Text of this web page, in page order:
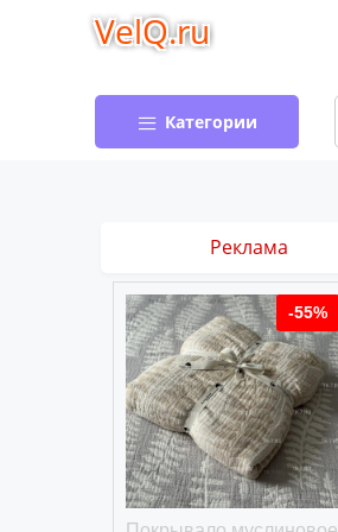
VelQ.ru
Категории
Реклама
-55%